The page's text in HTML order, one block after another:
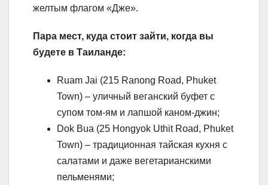
желтым флагом «Дже».
Пара мест, куда стоит зайти, когда вы
будете в Таиланде:
Ruam Jai (215 Ranong Road, Phuket
Town) – уличный веганский буфет с
супом том-ям и лапшой каном-джин;
Dok Bua (25 Hongyok Uthit Road, Phuket
Town) – традиционная тайская кухня с
салатами и даже вегетарианскими
пельменями;